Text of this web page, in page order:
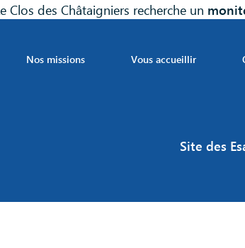
Clos des Châtaigniers recherche un
Nos missions Vous accueillir
Site des